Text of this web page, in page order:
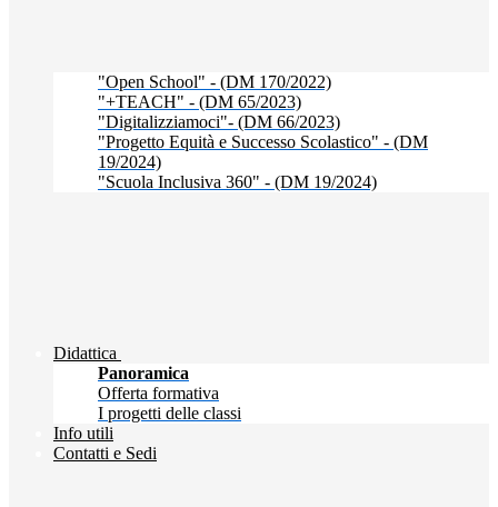
"Open School" - (DM 170/2022)
"+TEACH" - (DM 65/2023)
"Digitalizziamoci"- (DM 66/2023)
"Progetto Equità e Successo Scolastico" - (DM
19/2024)
"Scuola Inclusiva 360" - (DM 19/2024)
Didattica
Panoramica
Offerta formativa
I progetti delle classi
Info utili
Contatti e Sedi